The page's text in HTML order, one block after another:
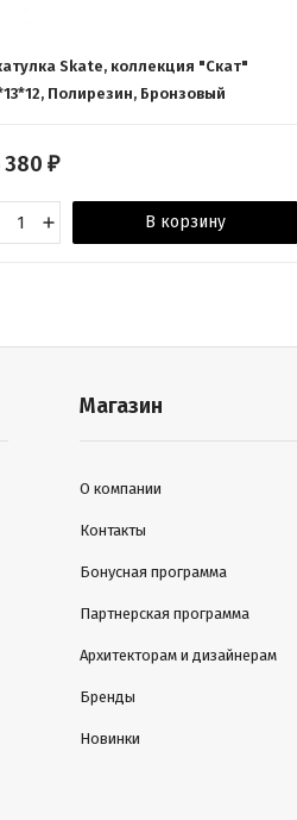
Skate, коллекция "Скат"
Полирезин, Бронзовый
380 ₽
В корзину
Магазин
О компании
Контакты
Бонусная программа
Партнерская программа
Архитекторам и дизайнерам
Бренды
Новинки